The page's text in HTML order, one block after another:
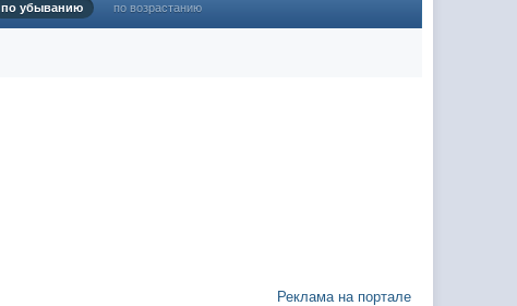
по убыванию по возрастанию
Реклама на портале